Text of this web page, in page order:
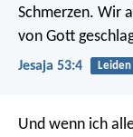
Schmerzen. Wir
von Gott
Jesaja 53:4 Leiden
Und wenn ich